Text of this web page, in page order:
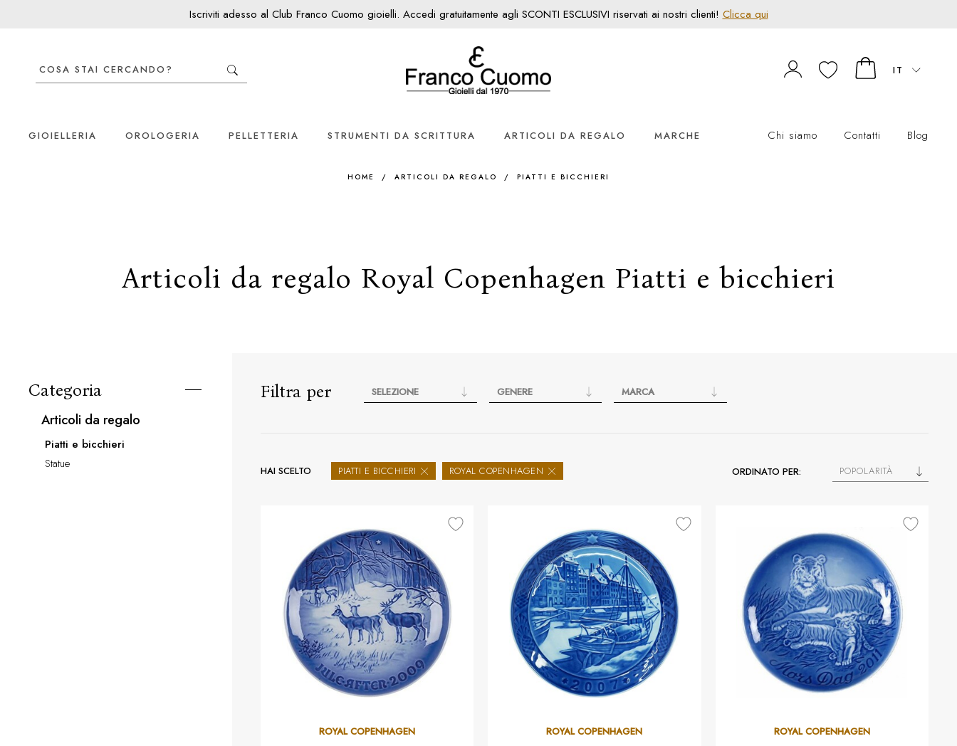
Iscriviti adesso al Club Franco Cuomo gioielli. Accedi gratuitamente agli SCONTI ESCLUSIVI riservati ai nostri clienti! Clicca qui
IT
GIOIELLERIA OROLOGERIA PELLETTERIA STRUMENTI DA SCRITTURA ARTICOLI DA REGALO MARCHE Chi siamo Contatti Blog
HOME / ARTICOLI DA REGALO / PIATTI E BICCHIERI
Articoli da regalo Royal Copenhagen Piatti e bicchieri
Filtra per
Categoria
articoli da regalo
piatti e bicchieri
statue
SELEZIONE GENERE MARCA
HAI SCELTO PIATTI E BICCHIERI ROYAL COPENHAGEN ORDINATO PER: POPOLARITÀ
ROYAL COPENHAGEN ROYAL COPENHAGEN ROYAL COPENHAGEN